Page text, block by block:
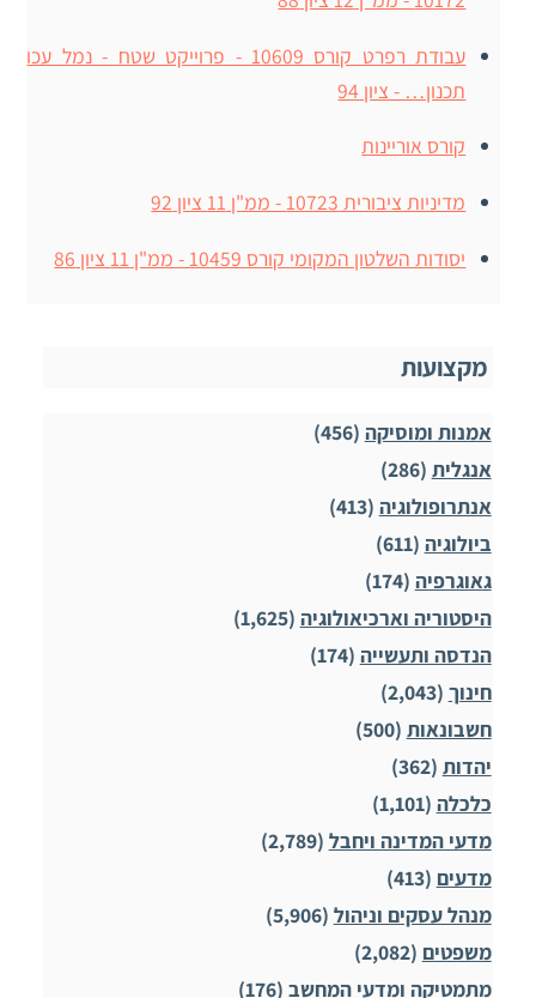
עבודת רפרט קורס 10609 - פרוייקט שטח - נמל עכו
תכנון… - ציון 94
קורס אוריינות
מדיניות ציבורית 10723 - ממ"ן 11 ציון 92
יסודות השלטון המקומי קורס 10459 - ממ"ן 11 ציון 86
מקצועות
אמנות ומוסיקה (456)
אנגלית (286)
אנתרופולוגיה (413)
ביולוגיה (611)
גאוגרפיה (174)
היסטוריה וארכיאולוגיה (1,625)
הנדסה ותעשייה (174)
חינוך (2,043)
חשבונאות (500)
יהדות (362)
כלכלה (1,101)
מדעי המדינה ויחבל (2,789)
מדעים (413)
מנהל עסקים וניהול (5,906)
משפטים (2,082)
מתמטיקה ומדעי המחשב (176)